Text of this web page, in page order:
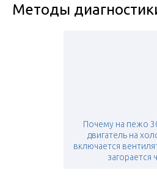
Методы
Почему на пежо
двигатель на
включается
загорается